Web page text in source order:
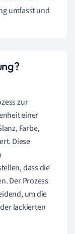
umfasst und
zur
einer
Farbe,
Diese
dass die
Der Prozess
um die
lackierten